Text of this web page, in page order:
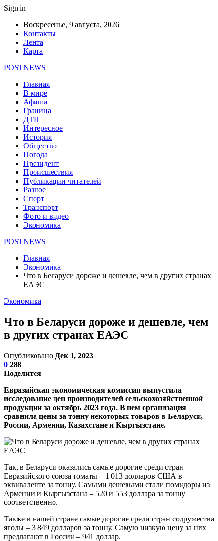
Sign in
Воскресенье, 9 августа, 2026
Контакты
Лента
Карта
POSTNEWS
Главная
В мире
Афиша
Граница
ДТП
Интересное
История
Общество
Погода
Президент
Происшествия
Публикации читателей
Разное
Спорт
Транспорт
Фото и видео
Экономика
POSTNEWS
Главная
Экономика
Что в Беларуси дороже и дешевле, чем в других странах
ЕАЭС
Экономика
Что в Беларуси дороже и дешевле, чем
в других странах ЕАЭС
Опубликовано Дек 1, 2023
0 288
Поделится
Евразийская экономическая комиссия выпустила
исследование цен производителей сельскохозяйственной
продукции за октябрь 2023 года. В нем организация
сравнила цены за тонну некоторых товаров в Беларуси,
России, Армении, Казахстане и Кыргызстане.
Так, в Беларуси оказались самые дорогие среди стран
Евразийского союза томаты – 1 013 долларов США в
эквиваленте за тонну. Самыми дешевыми стали помидоры из
Армении и Кыргызстана – 520 и 553 доллара за тонну
соответственно.
Также в нашей стране самые дорогие среди стран содружества
ягоды – 3 849 долларов за тонну. Самую низкую цену за них
предлагают в России – 941 доллар.